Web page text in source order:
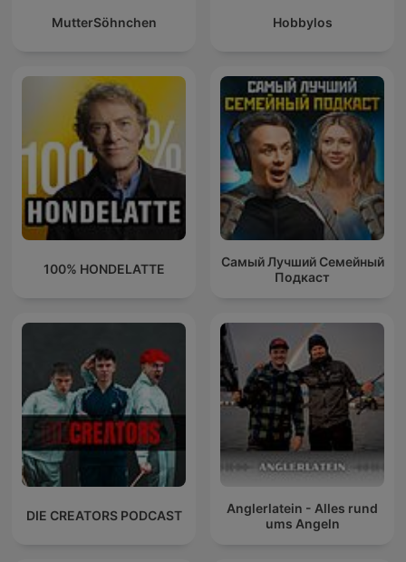
MutterSöhnchen Hobbylos
100% HONDELATTE
Самый Лучший Семейный
Подкаст
DIE CREATORS PODCAST
Anglerlatein - Alles rund
ums Angeln